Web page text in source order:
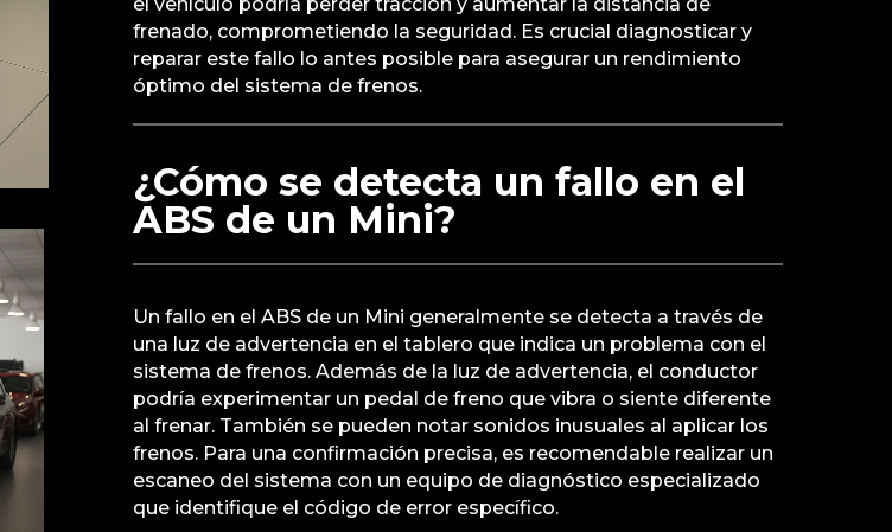
frenado, comprometiendo la seguridad. Es crucial diagnosticar y
reparar este fallo lo antes posible para asegurar un rendimiento
óptimo del sistema de frenos.
¿Cómo se detecta un fallo en el
ABS de un Mini?
Un fallo en el ABS de un Mini generalmente se detecta a través de
una luz de advertencia en el tablero que indica un problema con el
sistema de frenos. Además de la luz de advertencia, el conductor
podría experimentar un pedal de freno que vibra o siente diferente
al frenar. También se pueden notar sonidos inusuales al aplicar los
frenos. Para una confirmación precisa, es recomendable realizar un
escaneo del sistema con un equipo de diagnóstico especializado
que identifique el código de error específico.